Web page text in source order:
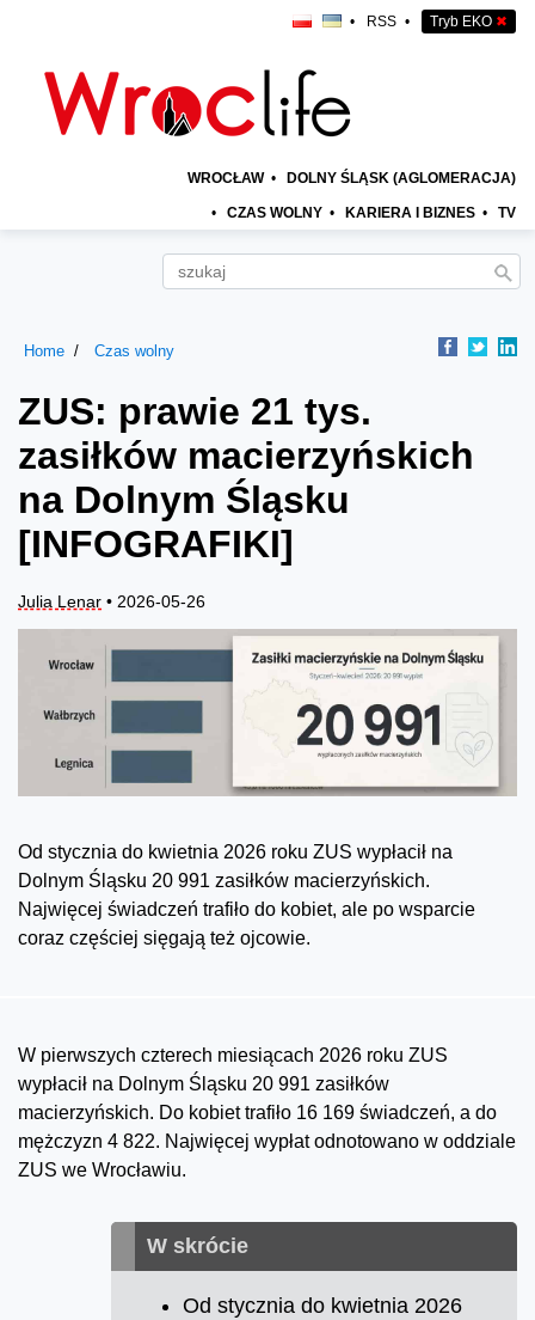
• RSS • Tryb EKO ✖
WROCŁAW • DOLNY ŚLĄSK (AGLOMERACJA)
• CZAS WOLNY • KARIERA I BIZNES • TV
Home Czas wolny
ZUS: prawie 21 tys.
zasiłków macierzyńskich
na Dolnym Śląsku
[INFOGRAFIKI]
Julia Lenar • 2026-05-26
Od stycznia do kwietnia 2026 roku ZUS wypłacił na
Dolnym Śląsku 20 991 zasiłków macierzyńskich.
Najwięcej świadczeń trafiło do kobiet, ale po wsparcie
coraz częściej sięgają też ojcowie.
W pierwszych czterech miesiącach 2026 roku ZUS
wypłacił na Dolnym Śląsku 20 991 zasiłków
macierzyńskich. Do kobiet trafiło 16 169 świadczeń, a do
mężczyzn 4 822. Najwięcej wypłat odnotowano w oddziale
ZUS we Wrocławiu.
W skrócie
Od stycznia do kwietnia 2026